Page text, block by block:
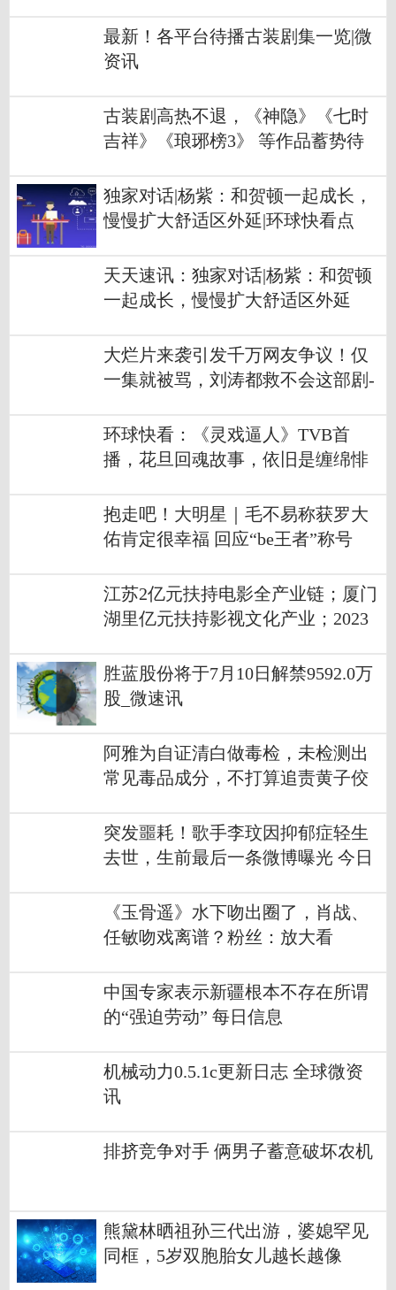
最新！各平台待播古装剧集一览|微
资讯
古装剧高热不退，《神隐》《七时
吉祥》《琅琊榜3》 等作品蓄势待
独家对话|杨紫：和贺顿一起成长，
慢慢扩大舒适区外延|环球快看点
天天速讯：独家对话|杨紫：和贺顿
一起成长，慢慢扩大舒适区外延
大烂片来袭引发千万网友争议！仅
一集就被骂，刘涛都救不会这部剧-
环球快看：《灵戏逼人》TVB首
播，花旦回魂故事，依旧是缠绵悱
抱走吧！大明星｜毛不易称获罗大
佑肯定很幸福 回应“be王者”称号
江苏2亿元扶持电影全产业链；厦门
湖里亿元扶持影视文化产业；2023
胜蓝股份将于7月10日解禁9592.0万
股_微速讯
阿雅为自证清白做毒检，未检测出
常见毒品成分，不打算追责黄子佼
突发噩耗！歌手李玟因抑郁症轻生
去世，生前最后一条微博曝光 今日
《玉骨遥》水下吻出圈了，肖战、
任敏吻戏离谱？粉丝：放大看
中国专家表示新疆根本不存在所谓
的“强迫劳动” 每日信息
机械动力0.5.1c更新日志 全球微资
讯
排挤竞争对手 俩男子蓄意破坏农机
熊黛林晒祖孙三代出游，婆媳罕见
同框，5岁双胞胎女儿越长越像